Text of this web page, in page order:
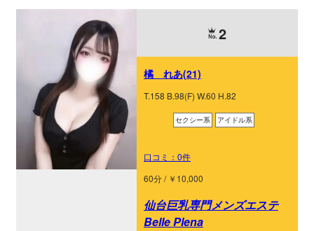
2
橘 れあ(21)
T.158 B.98(F) W.60 H.82
セクシー系 アイドル系
口コミ：0件
60分 / ￥10,000
仙台巨乳専門メンズエステ
Belle Plena